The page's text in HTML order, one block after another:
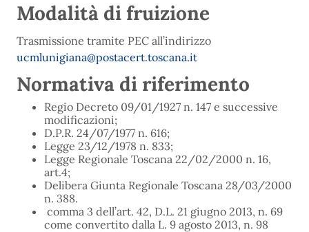
Modalità di fruizione
Trasmissione tramite PEC all’indirizzo
ucmlunigiana@postacert.toscana.it
Normativa di riferimento
Regio Decreto 09/01/1927 n. 147 e successive
modificazioni;
D.P.R. 24/07/1977 n. 616;
Legge 23/12/1978 n. 833;
Legge Regionale Toscana 22/02/2000 n. 16,
art.4;
Delibera Giunta Regionale Toscana 28/03/2000
n. 388.
comma 3 dell’art. 42, D.L. 21 giugno 2013, n. 69
come convertito dalla L. 9 agosto 2013, n. 98